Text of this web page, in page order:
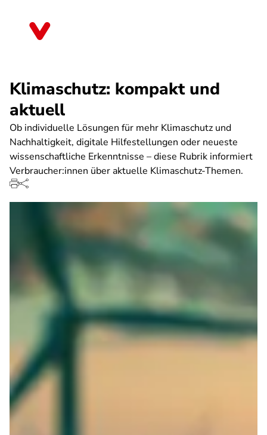
Klimaschutz: kompakt und
aktuell
Ob individuelle Lösungen für mehr Klimaschutz und
Nachhaltigkeit, digitale Hilfestellungen oder neueste
wissenschaftliche Erkenntnisse – diese Rubrik informiert
Verbraucher:innen über aktuelle Klimaschutz-Themen.